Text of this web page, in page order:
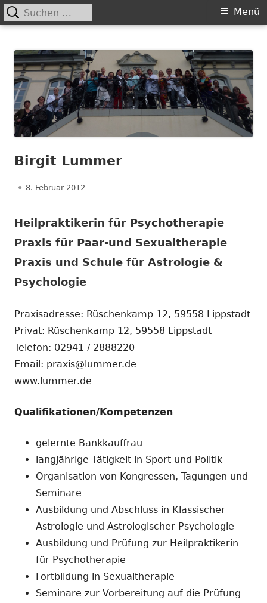
zum
Inhalt
Primäres
Menü
Suchen
nach:
Birgit Lummer
Veröffentlicht
8. Februar 2012
Heilpraktikerin für Psychotherapie
Praxis für Paar-und Sexualtherapie
Praxis und Schule für Astrologie &
Psychologie
Praxisadresse: Rüschenkamp 12, 59558 Lippstadt
Privat: Rüschenkamp 12, 59558 Lippstadt
Telefon: 02941 / 2888220
Email: praxis@lummer.de
www.lummer.de
Qualifikationen/Kompetenzen
gelernte Bankkauffrau
langjährige Tätigkeit in Sport und Politik
Organisation von Kongressen, Tagungen und
Seminare
Ausbildung und Abschluss in Klassischer
Astrologie und Astrologischer Psychologie
Ausbildung und Prüfung zur Heilpraktikerin
für Psychotherapie
Fortbildung in Sexualtherapie
Seminare zur Vorbereitung auf die Prüfung